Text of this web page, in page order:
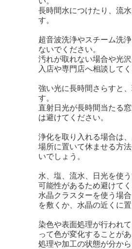
長時間水につけたり、流
す。
超音波洗浄やスチーム洗
ないでください。
汚れが取れない場合や光
入店や専門店へ相談して
強い光に長時間さらすと
す。
直射日光が長時間当たる
は避けてください。
浄化を取り入れる場合は
場所に置いて休ませる方
いでしょう。
水、塩、流水、日光を使
可能性があるため避けて
水晶クラスターを使う場
を敷くか、水晶の近くに
染色や表面処理が行われ
って色が変化することが
処理や加工の状態が分か